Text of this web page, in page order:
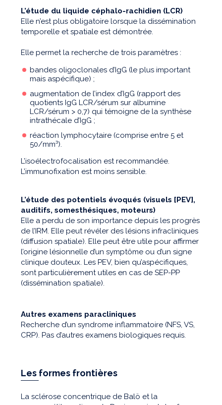
L’étude du liquide céphalo-rachidien (LCR)
Elle n’est plus obligatoire lorsque la dissémination
temporelle et spatiale est démontrée.
Elle permet la recherche de trois paramètres :
bandes oligoclonales d’IgG (le plus important
mais aspécifique) ;
augmentation de l’index d’IgG (rapport des
quotients IgG LCR/sérum sur albumine
LCR/sérum > 0,7) qui témoigne de la synthèse
intrathécale d’IgG ;
réaction lymphocytaire (comprise entre 5 et
50/mm³).
L’isoélectrofocalisation est recommandée.
L’immunofixation est moins sensible.
L’étude des potentiels évoqués (visuels [PEV],
auditifs, somesthésiques, moteurs)
Elle a perdu de son importance depuis les progrès
de l’IRM. Elle peut révéler des lésions infracliniques
(diffusion spatiale). Elle peut être utile pour affirmer
l’origine lésionnelle d’un symptôme ou d’un signe
clinique douteux. Les PEV, bien qu’aspécifiques,
sont particulièrement utiles en cas de SEP-PP
(dissémination spatiale).
Autres examens paracliniques
Recherche d’un syndrome inflammatoire (NFS, VS,
CRP). Pas d’autres examens biologiques requis.
Les formes frontières
La sclérose concentrique de Balö et la